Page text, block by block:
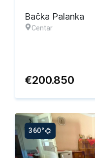
Bačka Palanka
Centar
€200.850
360°